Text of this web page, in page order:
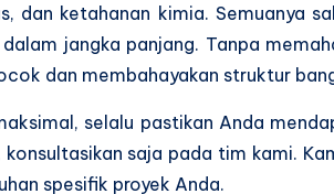
dan ketahanan kimia. Semuanya
jangka panjang. Tanpa
dan membahayakan struktur
selalu pastikan Anda
konsultasikan saja pada tim kami.
spesifik proyek Anda.